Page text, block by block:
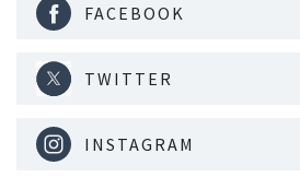
FACEBOOK
TWITTER
INSTAGRAM